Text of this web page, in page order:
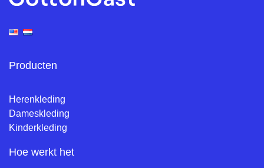
Producten
Herenkleding
Dameskleding
Kinderkleding
Hoe werkt het